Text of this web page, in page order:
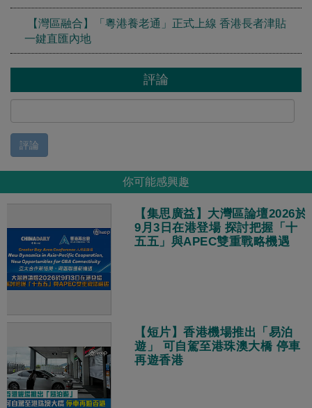
【灣區融合】「粵港養老通」正式上線 香港長者津貼
一鍵直匯內地
評論
評論
你可能感興趣
【集思廣益】大灣區論壇2026於
9月3日在港登場 探討把握「十
五五」與APEC雙重戰略機遇
【短片】香港機場推出「易泊
遊」 可自駕至港珠澳大橋 停車
再遊香港